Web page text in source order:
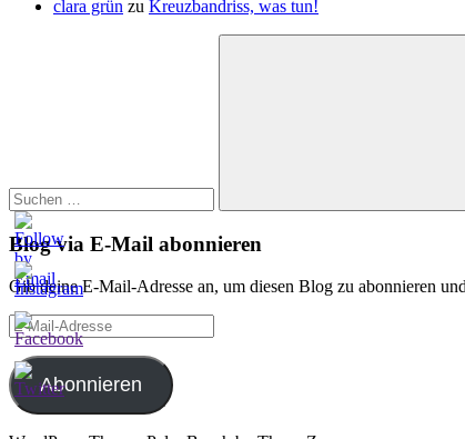
clara grün zu Kreuzbandriss, was tun!
Suchen
Blog via E-Mail abonnieren
Gib deine E-Mail-Adresse an, um diesen Blog zu abonnieren
E-
Mail-
Adresse
Abonnieren